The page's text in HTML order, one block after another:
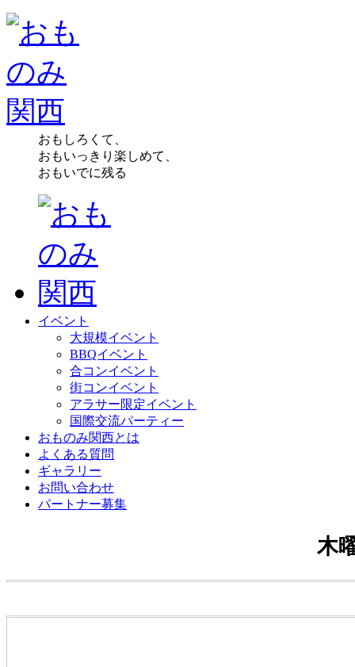
おもしろくて、
おもいっきり楽しめて、
おもいでに残る
イベント
大規模イベント
BBQイベント
合コンイベント
街コンイベント
アラサー限定イベント
国際交流パーティー
おものみ関西とは
よくある質問
ギャラリー
お問い合わせ
パートナー募集
木